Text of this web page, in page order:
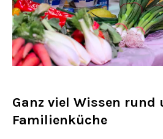
Ganz viel Wissen rund
Familienküche